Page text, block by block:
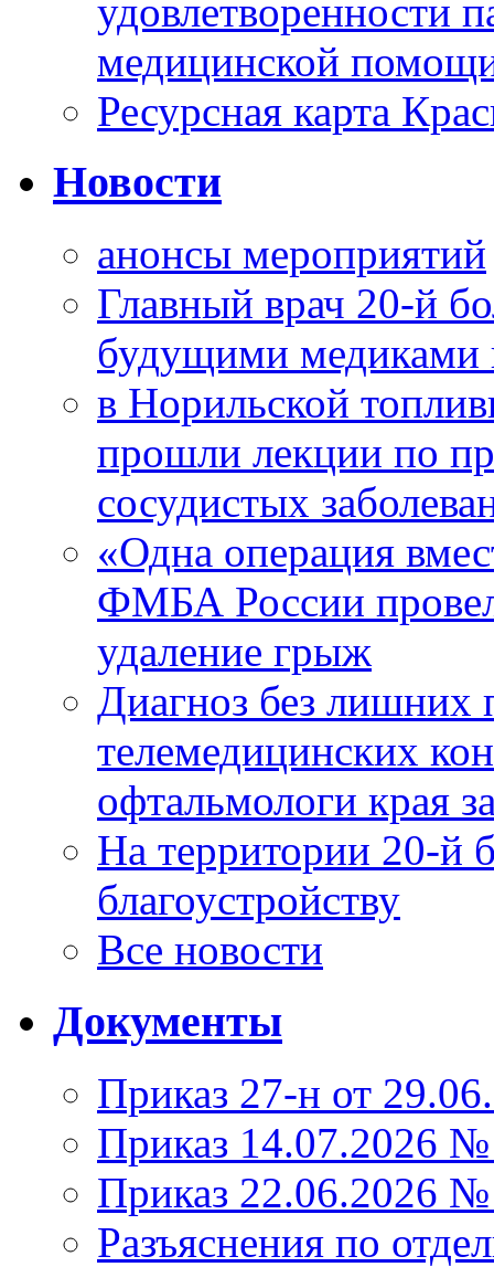
удовлетворенности
медицинской
Ресурсная карта
Новости
анонсы мероприятий
Главный врач 20-й
будущими медиками
в Норильской
прошли лекции по
сосудистых
«Одна операция
ФМБА России
удаление грыж
Диагноз без лишних
телемедицинских
офтальмологи края
На территории 20-й
благоустройству
Все новости
Документы
Приказ 27-н от
Приказ 14.07.2026
Приказ 22.06.2026
Разъяснения по